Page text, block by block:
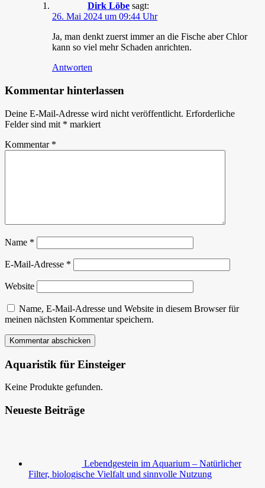
Dirk Löbe sagt:
26. Mai 2024 um 09:44 Uhr
Ja, man denkt zuerst immer an die Fische aber Chlor
kann so viel mehr Schaden anrichten.
Antworten
Kommentar hinterlassen
Deine E-Mail-Adresse wird nicht veröffentlicht. Erforderliche
Felder sind mit * markiert
Kommentar *
Name *
E-Mail-Adresse *
Website
Name, E-Mail-Adresse und Website in diesem Browser für
meinen nächsten Kommentar speichern.
Aquaristik für Einsteiger
Keine Produkte gefunden.
Neueste Beiträge
Lebendgestein im Aquarium – Natürlicher
Filter, biologische Vielfalt und sinnvolle Nutzung